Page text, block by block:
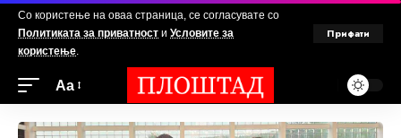
Со користење на оваа страница, се согласувате со
Политиката за приватност и Условите за
користење.
Прифати
Аа